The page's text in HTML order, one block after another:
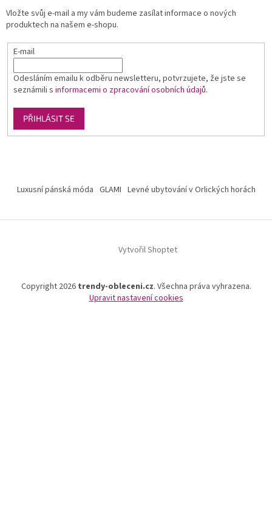
Vložte svůj e-mail a my vám budeme zasílat informace o nových
produktech na našem e-shopu.
E-mail
Odesláním emailu k odběru newsletteru, potvrzujete, že jste se
seznámili s informacemi o zpracování osobních údajů.
PŘIHLÁSIT SE
Luxusní pánská móda GLAMI Levné ubytování v Orlických horách
Vytvořil Shoptet
Copyright 2026 trendy-obleceni.cz. Všechna práva vyhrazena.
Upravit nastavení cookies